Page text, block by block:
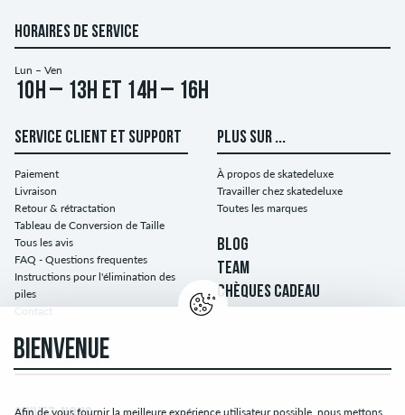
HORAIRES DE SERVICE
Lun – Ven
10h – 13h et 14h – 16h
SERVICE CLIENT ET SUPPORT
Paiement
Livraison
Retour & rétractation
Tableau de Conversion de Taille
Tous les avis
FAQ - Questions frequentes
Instructions pour l'élimination des
piles
Contact
PLUS SUR ...
À propos de skatedeluxe
Travailler chez skatedeluxe
Toutes les marques
BLOG
TEAM
CHÈQUES CADEAU
BIENVENUE
Afin de vous fournir la meilleure expérience utilisateur possible, nous mettons